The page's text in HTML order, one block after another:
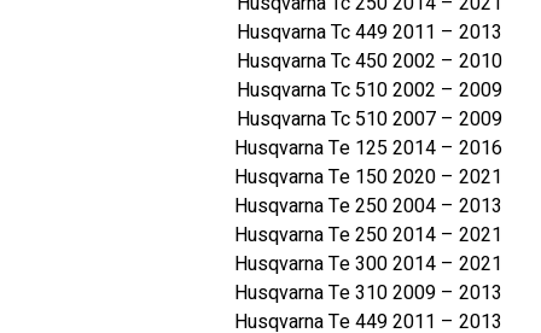
Husqvarna Tc 449 2011 – 2013
Husqvarna Tc 450 2002 – 2010
Husqvarna Tc 510 2002 – 2009
Husqvarna Tc 510 2007 – 2009
Husqvarna Te 125 2014 – 2016
Husqvarna Te 150 2020 – 2021
Husqvarna Te 250 2004 – 2013
Husqvarna Te 250 2014 – 2021
Husqvarna Te 300 2014 – 2021
Husqvarna Te 310 2009 – 2013
Husqvarna Te 449 2011 – 2013